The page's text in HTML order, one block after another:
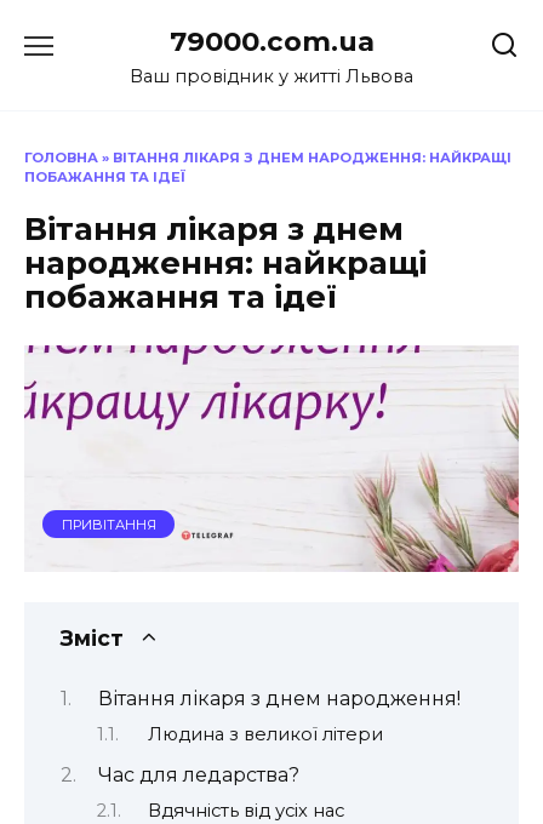
до
79000.com.ua
Ваш провідник у житті Львова
ГОЛОВНА » ВІТАННЯ ЛІКАРЯ З ДНЕМ НАРОДЖЕННЯ: НАЙКРАЩІ
ПОБАЖАННЯ ТА ІДЕЇ
Вітання лікаря з днем
народження: найкращі
побажання та ідеї
ПРИВІТАННЯ
Зміст
Вітання лікаря з днем народження!
Людина з великої літери
Час для ледарства?
Вдячність від усіх нас